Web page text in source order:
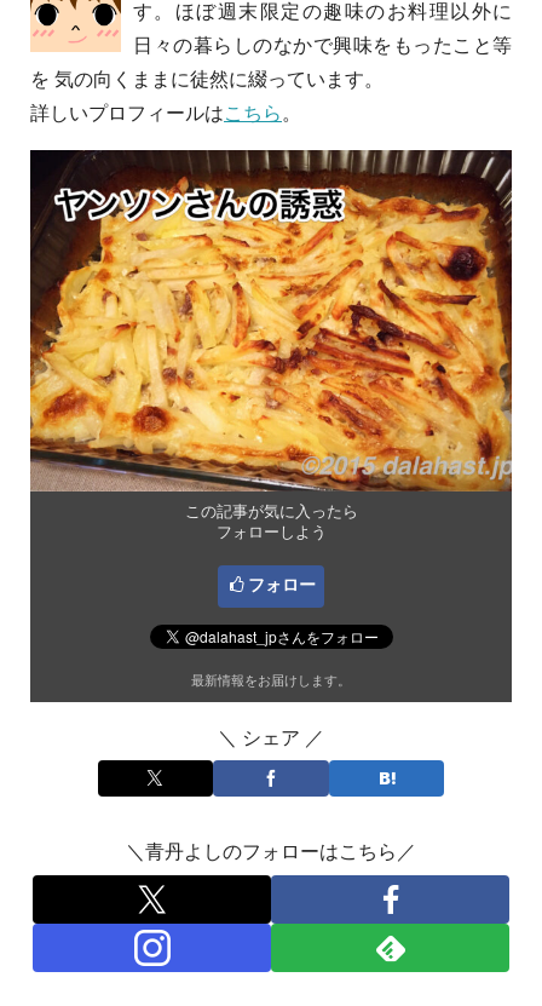
す。ほぼ週末限定の趣味のお料理以外に
日々の暮らしのなかで興味をもったこと等
を 気の向くままに徒然に綴っています。
詳しいプロフィールはこちら。
この記事が気に入ったら
フォローしよう
フォロー
最新情報をお届けします。
＼ シェア ／
＼青丹よしのフォローはこちら／